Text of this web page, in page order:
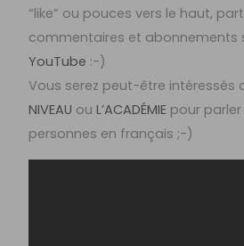
“like” ou pouces vers le haut,
commentaires et abonnements
YouTube :-)
Vous serez peut-être intéressés
NIVEAU ouL’ACADÉMIE pour
personnes en français ;-)